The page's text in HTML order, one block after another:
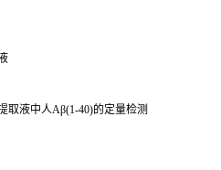
取液中人Aβ(1-40)的定量检测